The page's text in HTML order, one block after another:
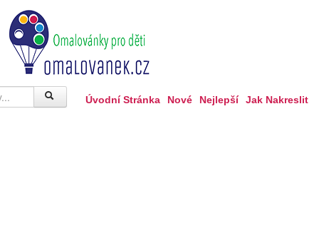
Úvodní Stránka Nové Nejlepší Jak Nakreslit